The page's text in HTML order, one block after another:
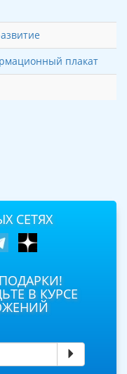
плакат
СЕТЯХ
В КУРСЕ